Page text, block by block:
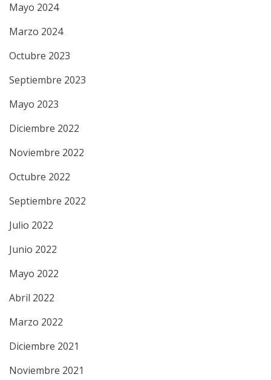
Mayo 2024
Marzo 2024
Octubre 2023
Septiembre 2023
Mayo 2023
Diciembre 2022
Noviembre 2022
Octubre 2022
Septiembre 2022
Julio 2022
Junio 2022
Mayo 2022
Abril 2022
Marzo 2022
Diciembre 2021
Noviembre 2021